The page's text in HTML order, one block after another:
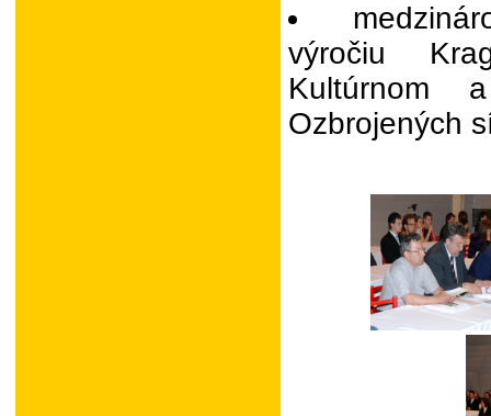
výročiu
Kultúrnom
Ozbrojených